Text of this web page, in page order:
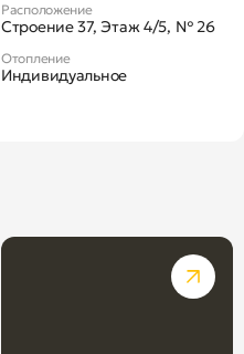
Расположение
Строение 37, Этаж 4/5, № 26
Отопление
Индивидуальное